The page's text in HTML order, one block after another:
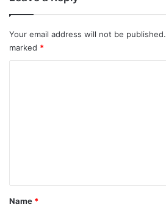
Your email address will not be published.
marked *
*
Name *